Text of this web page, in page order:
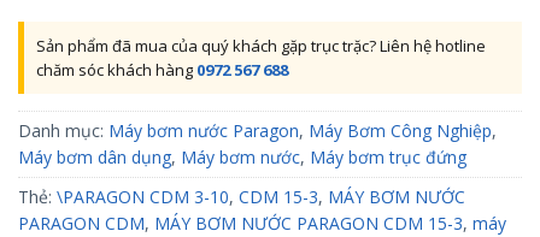
Sản phẩm đã mua của quý khách gặp trục trặc? Liên hệ hotline
chăm sóc khách hàng 0972 567 688
Danh mục: Máy bơm nước Paragon, Máy Bơm Công Nghiệp,
Máy bơm dân dụng, Máy bơm nước, Máy bơm trục đứng
Thẻ: \PARAGON CDM 3-10, CDM 15-3, MÁY BƠM NƯỚC
PARAGON CDM, MÁY BƠM NƯỚC PARAGON CDM 15-3, máy